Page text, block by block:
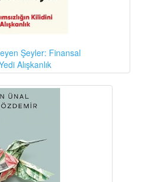
Şeyler: Finansal
Alışkanlık